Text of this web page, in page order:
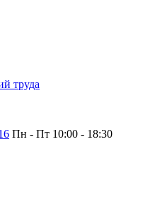
труда
Пн - Пт 10:00 - 18:30